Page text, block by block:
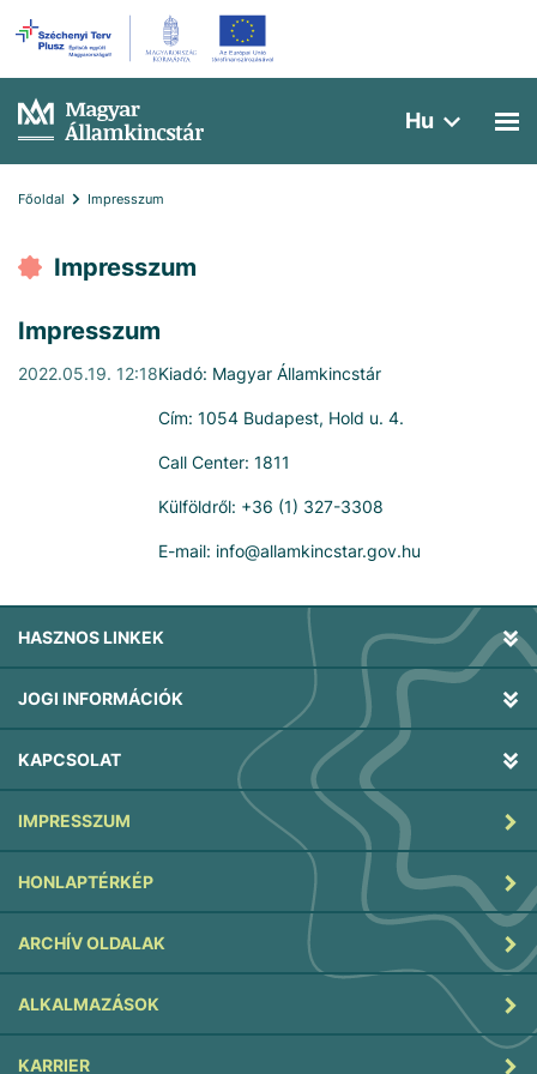
Hu
Főoldal Impresszum
Impresszum
Impresszum
2022.05.19. 12:18Kiadó: Magyar Államkincstár
Cím: 1054 Budapest, Hold u. 4.
Call Center: 1811
Külföldről: +36 (1) 327-3308
E-mail: info@allamkincstar.gov.hu
HASZNOS LINKEK
JOGI INFORMÁCIÓK
KAPCSOLAT
IMPRESSZUM
HONLAPTÉRKÉP
ARCHÍV OLDALAK
ALKALMAZÁSOK
KARRIER